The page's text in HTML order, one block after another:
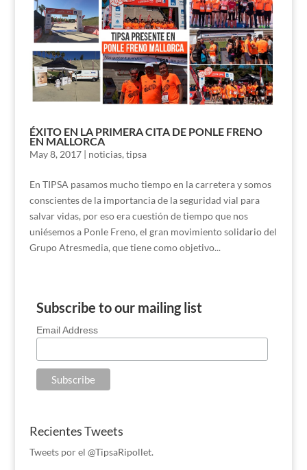
ÉXITO EN LA PRIMERA CITA DE PONLE FRENO
EN MALLORCA
May 8, 2017| noticias, tipsa
En TIPSA pasamos mucho tiempo en la carretera y somos
conscientes de la importancia de la seguridad vial para
salvar vidas, por eso era cuestión de tiempo que nos
uniésemos a Ponle Freno, el gran movimiento solidario del
Grupo Atresmedia, que tiene como objetivo...
Subscribe to our mailing list
Email Address
Recientes Tweets
Tweets por el @TipsaRipollet.